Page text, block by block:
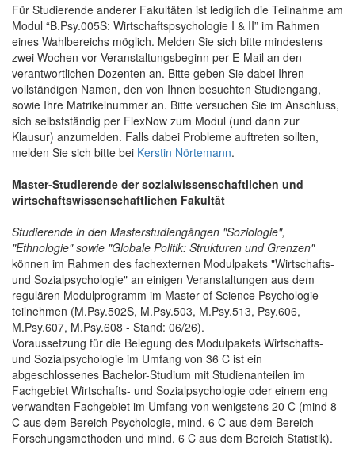
Für Studierende anderer Fakultäten ist lediglich die Teilnahme am
Modul “B.Psy.005S: Wirtschaftspsychologie I & II” im Rahmen
eines Wahlbereichs möglich. Melden Sie sich bitte mindestens
zwei Wochen vor Veranstaltungsbeginn per E-Mail an den
verantwortlichen Dozenten an. Bitte geben Sie dabei Ihren
vollständigen Namen, den von Ihnen besuchten Studiengang,
sowie Ihre Matrikelnummer an. Bitte versuchen Sie im Anschluss,
sich selbstständig per FlexNow zum Modul (und dann zur
Klausur) anzumelden. Falls dabei Probleme auftreten sollten,
melden Sie sich bitte bei Kerstin Nörtemann.
Master-Studierende der sozialwissenschaftlichen und
wirtschaftswissenschaftlichen Fakultät
Studierende in den Masterstudiengängen "Soziologie",
"Ethnologie" sowie "Globale Politik: Strukturen und Grenzen"
können im Rahmen des fachexternen Modulpakets "Wirtschafts-
und Sozialpsychologie" an einigen Veranstaltungen aus dem
regulären Modulprogramm im Master of Science Psychologie
teilnehmen (M.Psy.502S, M.Psy.503, M.Psy.513, Psy.606,
M.Psy.607, M.Psy.608 - Stand: 06/26).
Voraussetzung für die Belegung des Modulpakets Wirtschafts-
und Sozialpsychologie im Umfang von 36 C ist ein
abgeschlossenes Bachelor-Studium mit Studienanteilen im
Fachgebiet Wirtschafts- und Sozialpsychologie oder einem eng
verwandten Fachgebiet im Umfang von wenigstens 20 C (mind 8
C aus dem Bereich Psychologie, mind. 6 C aus dem Bereich
Forschungsmethoden und mind. 6 C aus dem Bereich Statistik).